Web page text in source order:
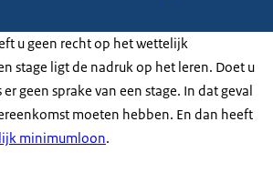
u geen recht op het wettelijk
stage ligt de nadruk op het leren. Doet u
geen sprake van een stage. In dat geval
moeten hebben. En dan heeft
minimumloon.